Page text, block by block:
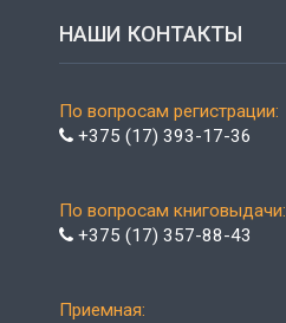
НАШИ КОНТАКТЫ
По вопросам регистрации:
+375 (17) 393-17-36
По вопросам книговыдачи:
+375 (17) 357-88-43
Приемная: